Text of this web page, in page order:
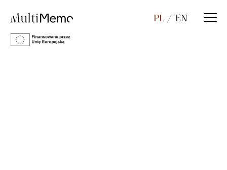
PL EN